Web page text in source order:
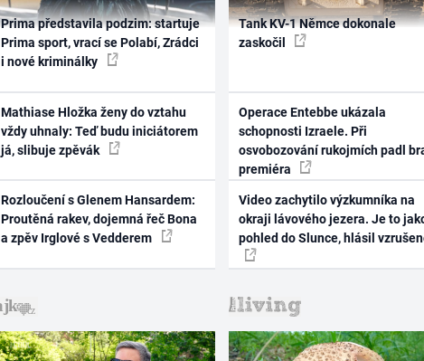
Prima představila podzim: startuje
Prima sport, vrací se Polabí, Zrádci
i nové kriminálky
Mathiase Hložka ženy do vztahu
vždy uhnaly: Teď budu iniciátorem
já, slibuje zpěvák
Rozloučení s Glenem Hansardem:
Proutěná rakev, dojemná řeč Bona
a zpěv Irglové s Vedderem
Tank KV-1 Němce dokonale
zaskočil
Operace Entebbe ukázala
schopnosti Izraele. Při
osvobozování rukojmích padl
premiéra
Video zachytilo výzkumníka na
okraji lávového jezera. Je to
pohled do Slunce, hlásil